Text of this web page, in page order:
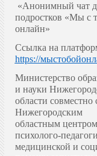
«Анонимный чат
подростков «Мы с
онлайн»
Ссылка на
https://
Министерство
и науки
области совместно
Нижегородским
областным центром
психолого-
медицинской и